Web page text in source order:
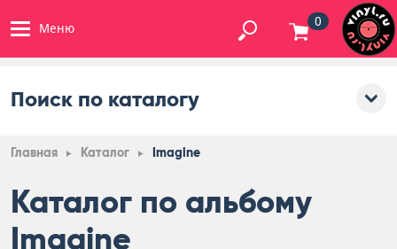
Меню 0
Поиск по каталогу
Главная Каталог Imagine
Каталог по альбому
Imagine